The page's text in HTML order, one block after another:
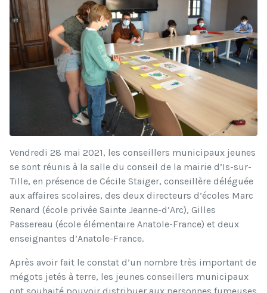
Vendredi 28 mai 2021, les conseillers municipaux jeunes
se sont réunis à la salle du conseil de la mairie d’Is-sur-
Tille, en présence de Cécile Staiger, conseillère déléguée
aux affaires scolaires, des deux directeurs d’écoles Marc
Renard (école privée Sainte Jeanne-d’Arc), Gilles
Passereau (école élémentaire Anatole-France) et deux
enseignantes d’Anatole-France.
Après avoir fait le constat d’un nombre très important de
mégots jetés à terre, les jeunes conseillers municipaux